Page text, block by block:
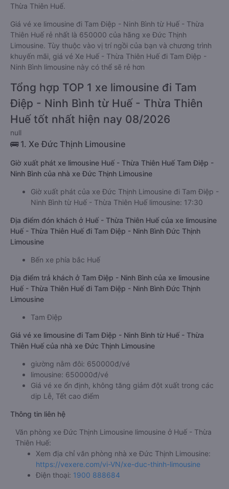
Thừa Thiên Huế.
Giá vé xe limousine đi Tam Điệp - Ninh Bình từ Huế - Thừa
Thiên Huế rẻ nhất là 650000 của hãng xe Đức Thịnh
Limousine. Tùy thuộc vào vị trí ngồi của bạn và chương trình
khuyến mãi, giá vé Xe Huế - Thừa Thiên Huế đi Tam Điệp -
Ninh Bình limousine này có thể sẽ rẻ hơn
Tổng hợp TOP 1 xe limousine đi Tam
Điệp - Ninh Bình từ Huế - Thừa Thiên
Huế tốt nhất hiện nay 08/2026
null
🚌 1. Xe Đức Thịnh Limousine
Giờ xuất phát xe limousine Huế - Thừa Thiên Huế Tam Điệp -
Ninh Bình của nhà xe Đức Thịnh Limousine
Giờ xuất phát của xe Đức Thịnh Limousine đi Tam Điệp -
Ninh Bình từ Huế - Thừa Thiên Huế limousine: 17:30
Địa điểm đón khách ở Huế - Thừa Thiên Huế của xe limousine
Huế - Thừa Thiên Huế đi Tam Điệp - Ninh Bình Đức Thịnh
Limousine
Bến xe phía bắc Huế
Địa điểm trả khách ở Tam Điệp - Ninh Bình của xe limousine
Huế - Thừa Thiên Huế đi Tam Điệp - Ninh Bình Đức Thịnh
Limousine
Tam Điệp
Giá vé xe limousine đi Tam Điệp - Ninh Bình từ Huế - Thừa
Thiên Huế của nhà xe Đức Thịnh Limousine
giường nằm đôi: 650000đ/vé
limousine: 650000đ/vé
Giá vé xe ổn định, không tăng giảm đột xuất trong các
dịp Lễ, Tết cao điểm
Thông tin liên hệ
Văn phòng xe Đức Thịnh Limousine limousine ở Huế - Thừa
Thiên Huế:
Xem địa chỉ văn phòng nhà xe Đức Thịnh Limousine:
https://vexere.com/vi-VN/xe-duc-thinh-limousine
Điện thoại: 1900 888684